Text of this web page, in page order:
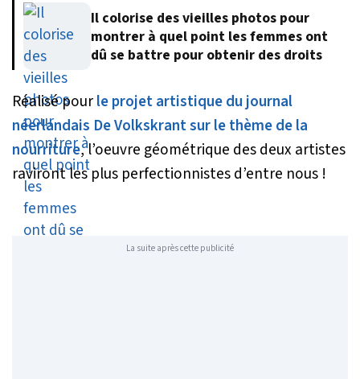
Il colorise des vieilles photos pour
montrer à quel point les femmes ont
dû se battre pour obtenir des droits
Réalisé pourle projet artistique du journal
néerlandais De Volkskrant sur le thème de la
nourriture, l’oeuvre géométrique des deux artistes
raviront les plus perfectionnistes d’entre nous !
La suite après cette publicité